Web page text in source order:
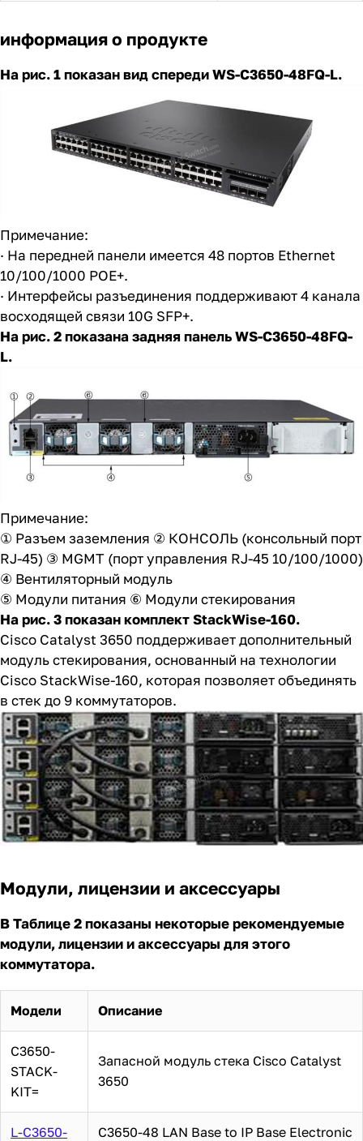
информация о продукте
На рис. 1 показан вид спереди WS-C3650-48FQ-L.
Примечание:
· На передней панели имеется 48 портов Ethernet
10/100/1000 POE+.
· Интерфейсы разъединения поддерживают 4 канала
восходящей связи 10G SFP+.
На рис. 2 показана задняя панель WS-C3650-48FQ-
L.
Примечание:
① Разъем заземления ② КОНСОЛЬ (консольный порт
RJ-45) ③ MGMT (порт управления RJ-45 10/100/1000)
④ Вентиляторный модуль
⑤ Модули питания ⑥ Модули стекирования
На рис. 3 показан комплект StackWise-160.
Cisco Catalyst 3650 поддерживает дополнительный
модуль стекирования, основанный на технологии
Cisco StackWise-160, которая позволяет объединять
в стек до 9 коммутаторов.
Модули, лицензии и аксессуары
В Таблице 2 показаны некоторые рекомендуемые
модули, лицензии и аксессуары для этого
коммутатора.
Модели Описание
C3650-
STACK-
KIT=
Запасной модуль стека Cisco Catalyst
3650
L-C3650-
C3650-48 LAN Base to IP Base Electronic